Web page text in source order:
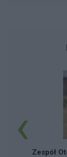
Zespół
‹